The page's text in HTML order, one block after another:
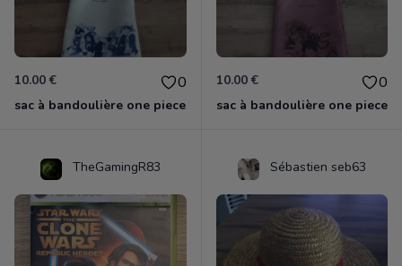
10.00 € 0
sac à bandoulière one piece
10.00 € 0
sac à bandoulière one piece
TheGamingR83 Sébastien seb63